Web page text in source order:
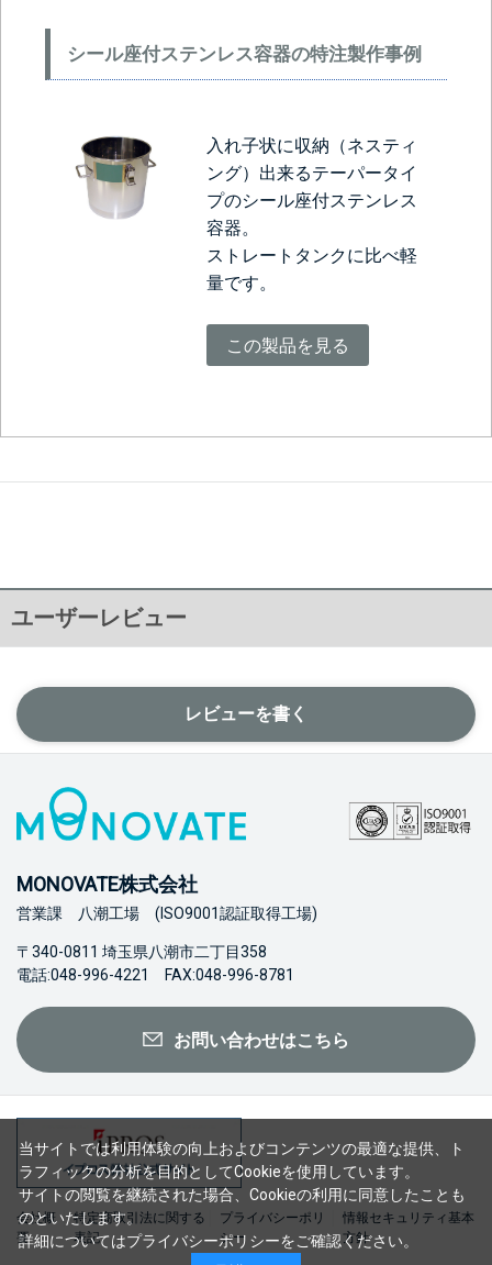
シール座付ステンレス容器の特注製作事例
入れ子状に収納（ネスティ
ング）出来るテーパータイ
プのシール座付ステンレス
容器。
ストレートタンクに比べ軽
量です。
この製品を見る
ユーザーレビュー
レビューを書く
MONOVATE株式会社
営業課 八潮工場 (ISO9001認証取得工場)
〒340-0811 埼玉県八潮市二丁目358
電話:048-996-4221 FAX:048-996-8781
お問い合わせはこちら
会社概
要
特定商取引法に関する
表記
プライバシーポリ
シー
情報セキュリティ基本
方針
当サイトでは利用体験の向上およびコンテンツの最適な提供、ト
ラフィックの分析を目的としてCookieを使用しています。
サイトの閲覧を継続された場合、Cookieの利用に同意したことも
のといたします。
詳細についてはプライバシーポリシーをご確認ください。